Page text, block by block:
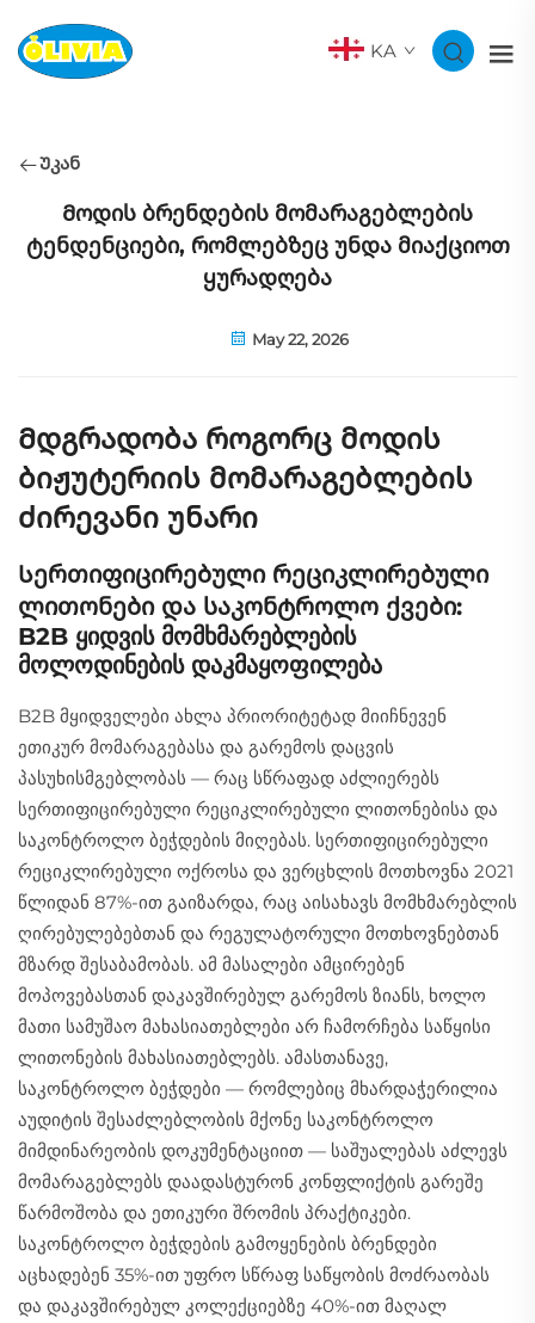
KA
Უკან
Მოდის ბრენდების მომარაგებლების
ტენდენციები, რომლებზეც უნდა მიაქციოთ
ყურადღება
May 22, 2026
Მდგრადობა როგორც მოდის
ბიჟუტერიის მომარაგებლების
ძირევანი უნარი
Სერთიფიცირებული რეციკლირებული
ლითონები და საკონტროლო ქვები:
B2B ყიდვის მომხმარებლების
მოლოდინების დაკმაყოფილება
B2B მყიდველები ახლა პრიორიტეტად მიიჩნევენ
ეთიკურ მომარაგებასა და გარემოს დაცვის
პასუხისმგებლობას — რაც სწრაფად აძლიერებს
სერთიფიცირებული რეციკლირებული ლითონებისა და
საკონტროლო ბეჭდების მიღებას. სერთიფიცირებული
რეციკლირებული ოქროსა და ვერცხლის მოთხოვნა 2021
წლიდან 87%-ით გაიზარდა, რაც აისახავს მომხმარებლის
ღირებულებებთან და რეგულატორული მოთხოვნებთან
მზარდ შესაბამობას. ამ მასალები ამცირებენ
მოპოვებასთან დაკავშირებულ გარემოს ზიანს, ხოლო
მათი სამუშაო მახასიათებლები არ ჩამორჩება საწყისი
ლითონების მახასიათებლებს. ამასთანავე,
საკონტროლო ბეჭდები — რომლებიც მხარდაჭერილია
აუდიტის შესაძლებლობის მქონე საკონტროლო
მიმდინარეობის დოკუმენტაციით — საშუალებას აძლევს
მომარაგებლებს დაადასტურონ კონფლიქტის გარეშე
წარმოშობა და ეთიკური შრომის პრაქტიკები.
საკონტროლო ბეჭდების გამოყენების ბრენდები
აცხადებენ 35%-ით უფრო სწრაფ საწყობის მოძრაობას
და დაკავშირებულ კოლექციებზე 40%-ით მაღალ